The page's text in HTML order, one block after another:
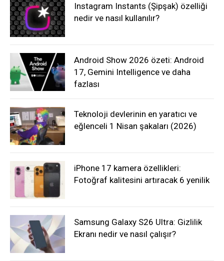
Instagram Instants (Şipşak) özelliği
nedir ve nasıl kullanılır?
Android Show 2026 özeti: Android
17, Gemini Intelligence ve daha
fazlası
Teknoloji devlerinin en yaratıcı ve
eğlenceli 1 Nisan şakaları (2026)
iPhone 17 kamera özellikleri:
Fotoğraf kalitesini artıracak 6 yenilik
Samsung Galaxy S26 Ultra: Gizlilik
Ekranı nedir ve nasıl çalışır?